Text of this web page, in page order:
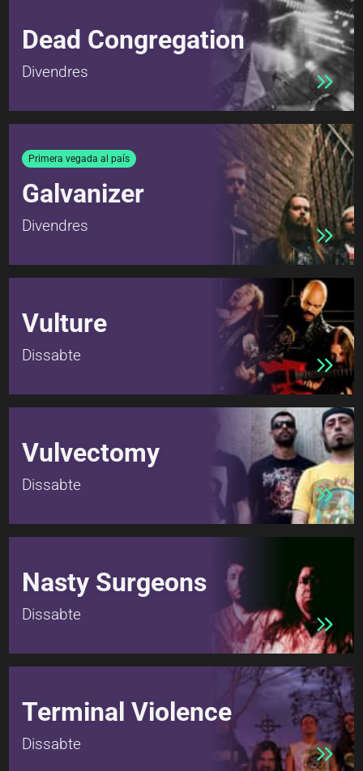
Dead Congregation
Divendres
Primera vegada al país
Galvanizer
Divendres
Vulture
Dissabte
Vulvectomy
Dissabte
Nasty Surgeons
Dissabte
Terminal Violence
Dissabte